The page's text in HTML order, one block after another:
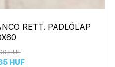
RETT. PADLÓLAP
HUF
HUF